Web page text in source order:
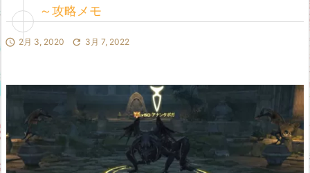
～攻略メモ
 2月 3, 2020  3月 7, 2022